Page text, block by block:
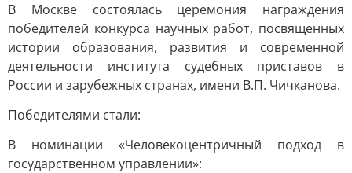
В Москве состоялась церемония награждения
победителей конкурса научных работ, посвященных
истории образования, развития и современной
деятельности института судебных приставов в
России и зарубежных странах, имени В.П. Чичканова.
Победителями стали:
В номинации «Человекоцентричный подход в
государственном управлении»: